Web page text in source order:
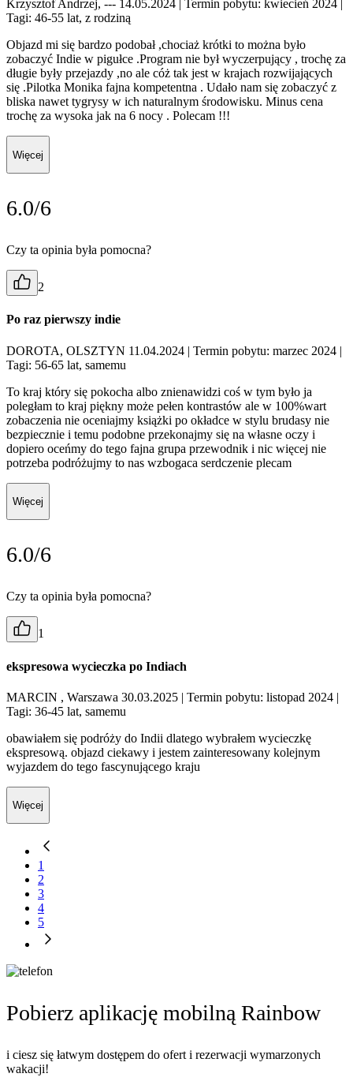
Krzysztof Andrzej, --- 14.05.2024 | Termin pobytu: kwiecień 2024
Tagi: 46-55 lat, z rodziną
Objazd mi się bardzo podobał ,chociaż krótki to można było
zobaczyć Indie w pigułce .Program nie był wyczerpujący , trochę za
długie były przejazdy ,no ale cóż tak jest w krajach rozwijających
się .Pilotka Monika fajna kompetentna . Udało nam się zobaczyć z
bliska nawet tygrysy w ich naturalnym środowisku. Minus cena
trochę za wysoka jak na 6 nocy . Polecam !!!
Więcej
6.0/6
Czy ta opinia była pomocna?
2
Po raz pierwszy indie
DOROTA, OLSZTYN 11.04.2024 | Termin pobytu: marzec 2024 |
Tagi: 56-65 lat, samemu
To kraj który się pokocha albo znienawidzi coś w tym było ja
poległam to kraj piękny może pełen kontrastów ale w 100%wart
zobaczenia nie oceniajmy książki po okładce w stylu brudasy nie
bezpiecznie i temu podobne przekonajmy się na własne oczy i
dopiero oceńmy do tego fajna grupa przewodnik i nic więcej nie
potrzeba podróżujmy to nas wzbogaca serdczenie plecam
Więcej
6.0/6
Czy ta opinia była pomocna?
1
ekspresowa wycieczka po Indiach
MARCIN , Warszawa 30.03.2025 | Termin pobytu: listopad 2024 |
Tagi: 36-45 lat, samemu
obawiałem się podróży do Indii dlatego wybrałem wycieczkę
ekspresową. objazd ciekawy i jestem zainteresowany kolejnym
wyjazdem do tego fascynującego kraju
Więcej
1
2
3
4
5
Pobierz aplikację mobilną Rainbow
i ciesz się łatwym dostępem do ofert i rezerwacji wymarzonych
wakacji!